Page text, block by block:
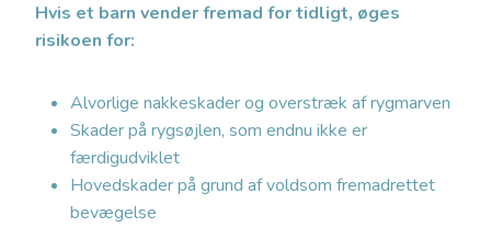
Hvis et barn vender fremad for tidligt, øges
risikoen for:
Alvorlige nakkeskader og overstræk af rygmarven
Skader på rygsøjlen, som endnu ikke er
færdigudviklet
Hovedskader på grund af voldsom fremadrettet
bevægelse